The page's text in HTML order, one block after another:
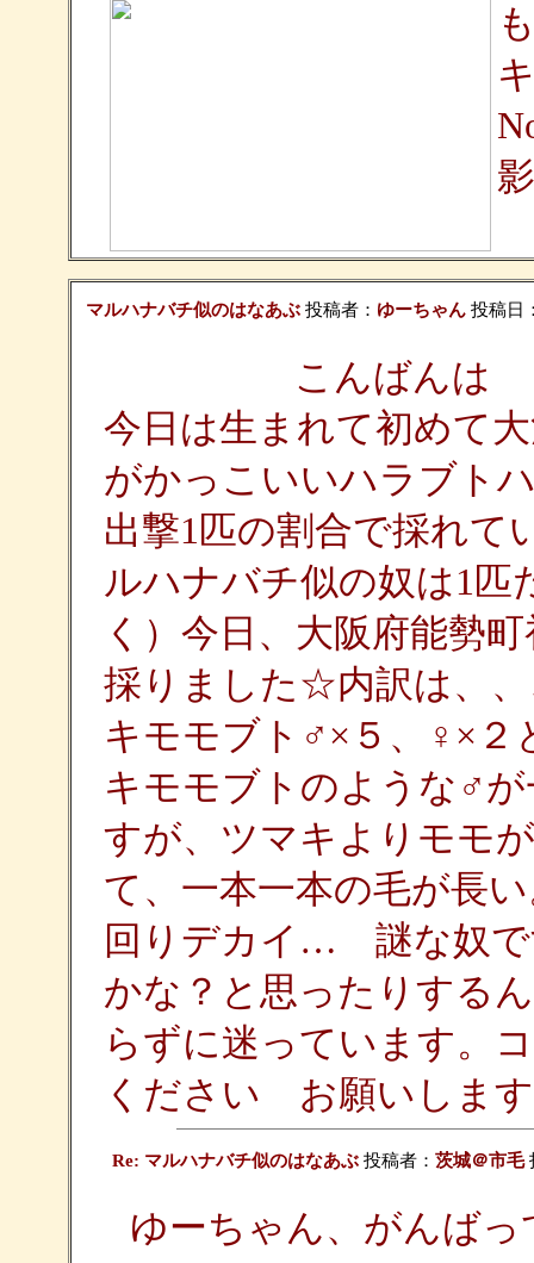
マルハナバチ似のはなあぶ投稿者： ゆーちゃん投稿日
こんばんは
今日は生まれて初めて
がかっこいいハラブト
出撃1匹の割合で採れて
ルハナバチ似の奴は1匹
く）今日、大阪府能勢
採りました☆内訳は、
キモモブト♂×５、♀×
キモモブトのような♂
すが、ツマキよりモモ
て、一本一本の毛が長
回りデカイ… 謎な奴で
かな？と思ったりする
らずに迷っています。
ください お願いします
Re: マルハナバチ似のはなあぶ投稿者： 茨城＠市毛
ゆーちゃん、がんば